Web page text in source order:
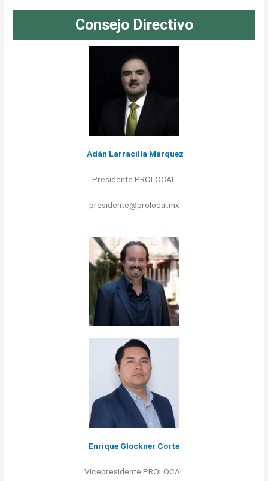
Consejo Directivo
Adán Larracilla Márquez
Presidente PROLOCAL
presidente@prolocal.mx
Enrique Glockner Corte
Vicepresidente PROLOCAL